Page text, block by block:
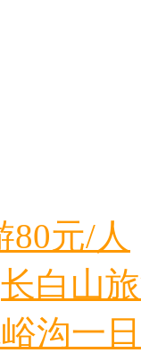
元/人
长白山
沟一